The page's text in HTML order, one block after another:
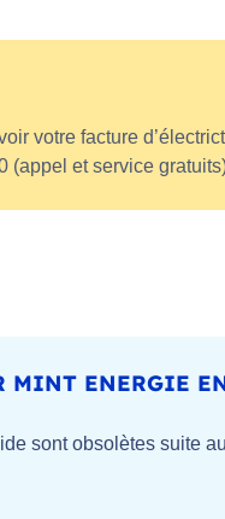
votre facture
(appel et service
MINT ENERGIE
sont obsolètes suite